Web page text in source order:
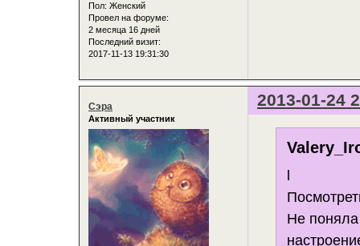
Пол: Женский
Провел на форуме:
2 месяца 16 дней
Последний визит:
2017-11-13 19:31:30
2013-01-24
Сэра
Активный участник
Не поняла